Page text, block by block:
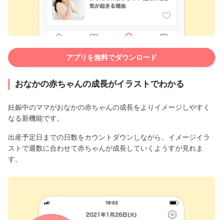
アプリを無料でダウンロード
おなかの赤ちゃんの成長がイラストでわかる
妊娠中のママがおなかの赤ちゃんの成長をよりイメージしやすく
なる新機能です。
出産予定日までの日数をカウントダウンしながら、イメージイラ
ストで週数に合わせて赤ちゃんが成長していくようすが見れま
す。